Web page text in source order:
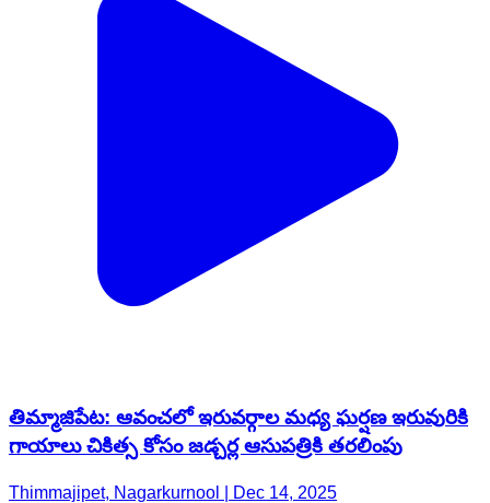
తిమ్మాజిపేట: ఆవంచలో ఇరువర్గాల మధ్య ఘర్షణ ఇరువురికి
గాయాలు చికిత్స కోసం జడ్చర్ల ఆసుపత్రికి తరలింపు
Thimmajipet, Nagarkurnool | Dec 14, 2025